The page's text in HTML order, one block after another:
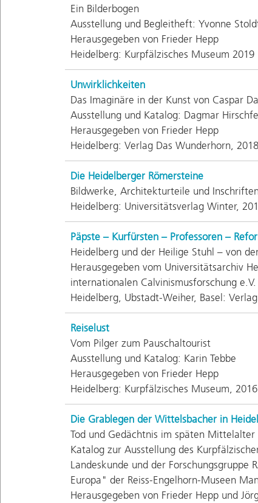
Ein Bilderbogen
Ausstellung und Begleitheft: Yvonne
Herausgegeben von Frieder Hepp
Heidelberg: Kurpfälzisches Museum 2019
Unwirklichkeiten
Das Imaginäre in der Kunst von Caspar
Ausstellung und Katalog: Dagmar
Herausgegeben von Frieder Hepp
Heidelberg: Verlag Das Wunderhorn, 2018
Die Heidelberger Römersteine
Bildwerke, Architekturteile und
Heidelberg: Universitätsverlag Winter,
Päpste – Kurfürsten – Professoren –
Heidelberg und der Heilige Stuhl – von
Herausgegeben vom Universitätsarchiv
internationalen Calvinismusforschung
Heidelberg, Ubstadt-Weiher, Basel:
Reiselust
Vom Pilger zum Pauschaltourist
Ausstellung und Katalog: Karin Tebbe
Herausgegeben von Frieder Hepp
Heidelberg: Kurpfälzisches Museum, 2016
Die Grablegen der Wittelsbacher in
Tod und Gedächtnis im späten Mittelalter
Katalog zur Ausstellung des
Landeskunde und der
Europa" der Reiss-Engelhorn-Museen
Herausgegeben von Frieder Hepp und